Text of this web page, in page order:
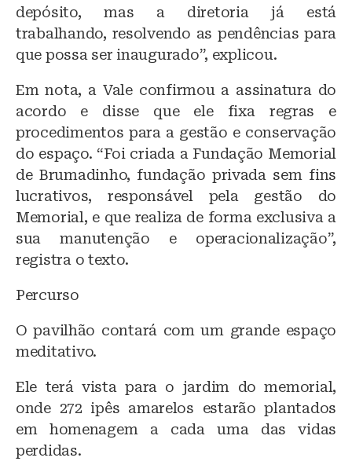
depósito, mas a diretoria já está
trabalhando, resolvendo as pendências para
que possa ser inaugurado”, explicou.
Em nota, a Vale confirmou a assinatura do
acordo e disse que ele fixa regras e
procedimentos para a gestão e conservação
do espaço. “Foi criada a Fundação Memorial
de Brumadinho, fundação privada sem fins
lucrativos, responsável pela gestão do
Memorial, e que realiza de forma exclusiva a
sua manutenção e operacionalização”,
registra o texto.
Percurso
O pavilhão contará com um grande espaço
meditativo.
Ele terá vista para o jardim do memorial,
onde 272 ipês amarelos estarão plantados
em homenagem a cada uma das vidas
perdidas.